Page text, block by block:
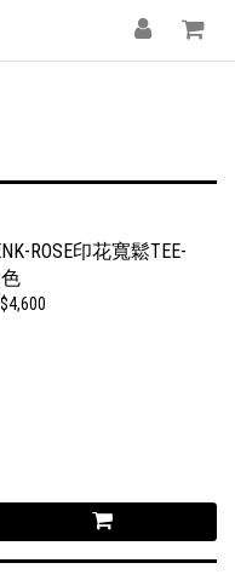
ROSE印花寬鬆TEE-